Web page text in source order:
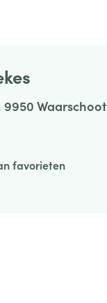
Waarschoot
favorieten